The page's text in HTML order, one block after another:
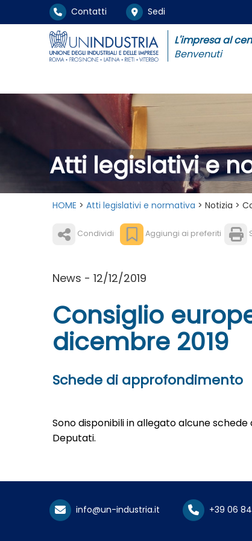
Contatti Sedi
L'impresa al
Benvenuti
Atti legislativi e
HOME > Atti legislativi e normativa > Notizia >
Condividi Aggiungi ai preferiti
News - 12/12/2019
Consiglio
dicembre 2019
Schede di approfondimento
Sono disponibili in allegato alcune
Deputati.
info@un-industria.it +39 06